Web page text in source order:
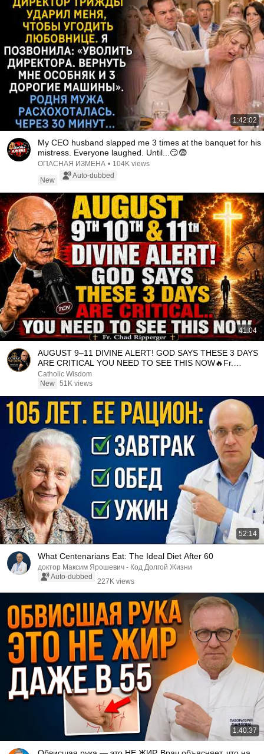
1:42:02
My CEO husband slapped me 3 times at the banquet for his
mistress. Everyone laughed. Until...😏😨
ОПАСНАЯ ИЗМЕНА • 104K views
New
Auto-dubbed
41:04
AUGUST 9–11 DIVINE ALERT! GOD SAYS THESE 3 DAYS
ARE CRITICAL YOU NEED TO SEE THIS NOW🔥Fr.
Ripperger
Catholic Wisdom
New 51K views
52:14
What Centenarians Eat: The Ideal Diet After 60
доктор Максим Ярошевич - Код Долгой Жизни
Auto-dubbed
227K views
1:40:37